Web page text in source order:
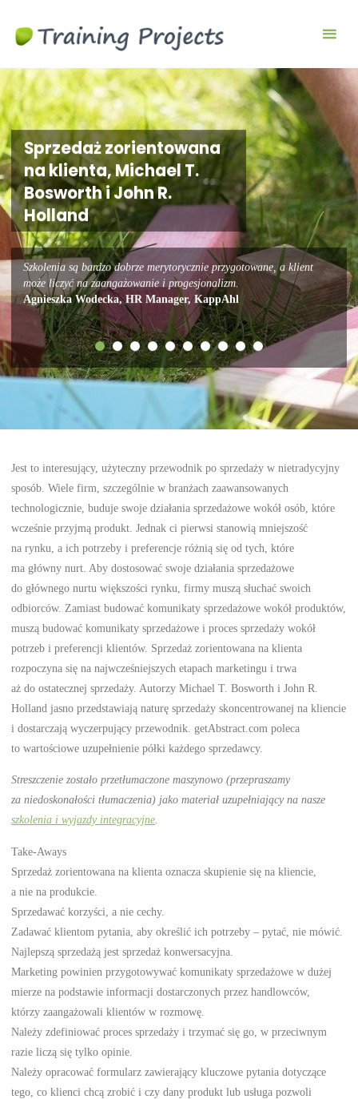
integracyjne,
team
building
Sprzedaż zorientowana
na klienta, Michael T.
Bosworth i John R.
Holland
Szkolenia są bardzo dobrze merytorycznie przygotowane, a klient
może liczyć na zaangażowanie i progesjonalizm.
Agnieszka Wodecka, HR Manager, KappAhl
Jest to interesujący, użyteczny przewodnik po sprzedaży w nietradycyjny
sposób. Wiele firm, szczególnie w branżach zaawansowanych
technologicznie, buduje swoje działania sprzedażowe wokół osób, które
wcześnie przyjmą produkt. Jednak ci pierwsi stanowią mniejszość
na rynku, a ich potrzeby i preferencje różnią się od tych, które
ma główny nurt. Aby dostosować swoje działania sprzedażowe
do głównego nurtu większości rynku, firmy muszą słuchać swoich
odbiorców. Zamiast budować komunikaty sprzedażowe wokół produktów,
muszą budować komunikaty sprzedażowe i proces sprzedaży wokół
potrzeb i preferencji klientów. Sprzedaż zorientowana na klienta
rozpoczyna się na najwcześniejszych etapach marketingu i trwa
aż do ostatecznej sprzedaży. Autorzy Michael T. Bosworth i John R.
Holland jasno przedstawiają naturę sprzedaży skoncentrowanej na kliencie
i dostarczają wyczerpujący przewodnik. getAbstract.com poleca
to wartościowe uzupełnienie półki każdego sprzedawcy.
Streszczenie zostało przetłumaczone maszynowo (przepraszamy
za niedoskonałości tłumaczenia) jako materiał uzupełniający na nasze
szkolenia i wyjazdy integracyjne.
Take-Aways
Sprzedaż zorientowana na klienta oznacza skupienie się na kliencie,
a nie na produkcie.
Sprzedawać korzyści, a nie cechy.
Zadawać klientom pytania, aby określić ich potrzeby – pytać, nie mówić.
Najlepszą sprzedażą jest sprzedaż konwersacyjna.
Marketing powinien przygotowywać komunikaty sprzedażowe w dużej
mierze na podstawie informacji dostarczonych przez handlowców,
którzy zaangażowali klientów w rozmowę.
Należy zdefiniować proces sprzedaży i trzymać się go, w przeciwnym
razie liczą się tylko opinie.
Należy opracować formularz zawierający kluczowe pytania dotyczące
tego, co klienci chcą zrobić i czy dany produkt lub usługa pozwoli